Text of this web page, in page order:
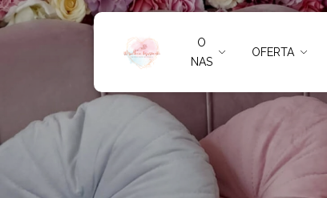
O
NAS
OFERTA
Regulamin